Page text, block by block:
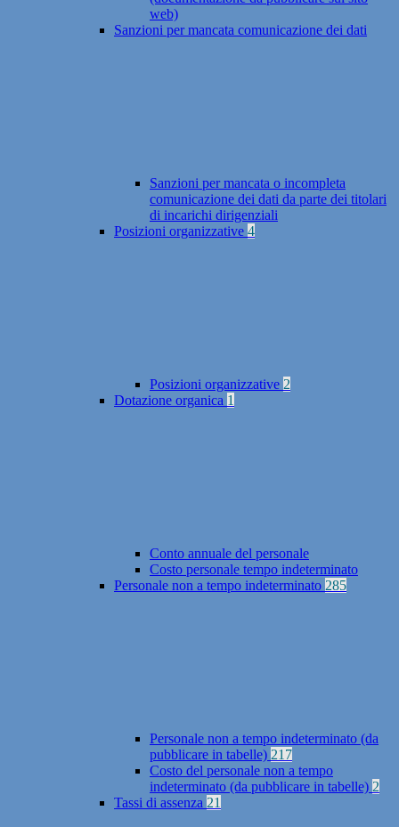
web)
Sanzioni per mancata comunicazione dei dati
Sanzioni per mancata o incompleta
comunicazione dei dati da parte dei titolari
di incarichi dirigenziali
Posizioni organizzative 4
Posizioni organizzative 2
Dotazione organica 1
Conto annuale del personale
Costo personale tempo indeterminato
Personale non a tempo indeterminato 285
Personale non a tempo indeterminato (da
pubblicare in tabelle) 217
Costo del personale non a tempo
indeterminato (da pubblicare in tabelle) 2
Tassi di assenza 21